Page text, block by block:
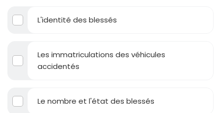
L'identité des blessés
Les immatriculations des véhicules
accidentés
Le nombre et l'état des blessés